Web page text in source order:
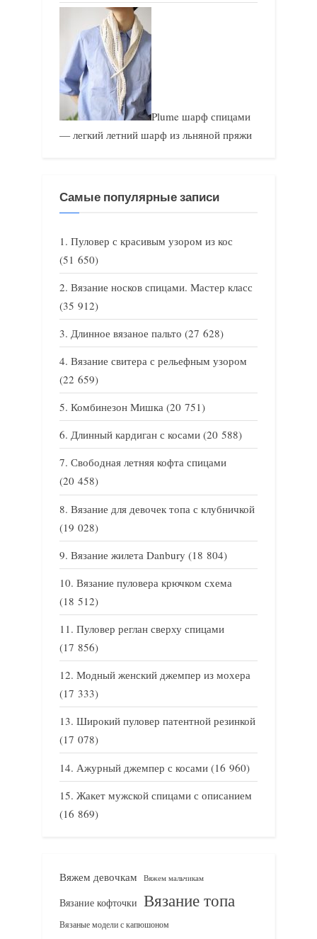
Plume шарф спицами
— легкий летний шарф из льняной пряжи
Самые популярные записи
Пуловер с красивым узором из кос
(51 650)
Вязание носков спицами. Мастер класс
(35 912)
Длинное вязаное пальто (27 628)
Вязание свитера с рельефным узором
(22 659)
Комбинезон Мишка (20 751)
Длинный кардиган с косами (20 588)
Свободная летняя кофта спицами
(20 458)
Вязание для девочек топа с клубничкой
(19 028)
Вязание жилета Danbury (18 804)
Вязание пуловера крючком схема
(18 512)
Пуловер реглан сверху спицами
(17 856)
Модный женский джемпер из мохера
(17 333)
Широкий пуловер патентной резинкой
(17 078)
Ажурный джемпер с косами (16 960)
Жакет мужской спицами с описанием
(16 869)
Вяжем девочкам Вяжем мальчикам
Вязание кофточки Вязание топа
Вязаные модели с капюшоном